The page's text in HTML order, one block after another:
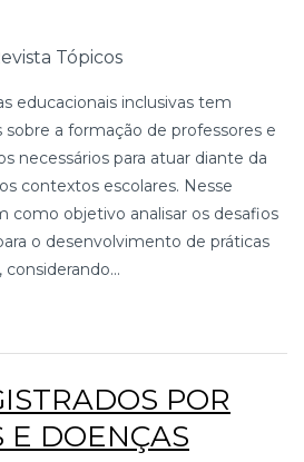
Tópicos
educacionais inclusivas tem
sobre a formação de professores e
necessários para atuar diante da
contextos escolares. Nesse
como objetivo analisar os desafios
o desenvolvimento de práticas
POR
E DOENÇAS